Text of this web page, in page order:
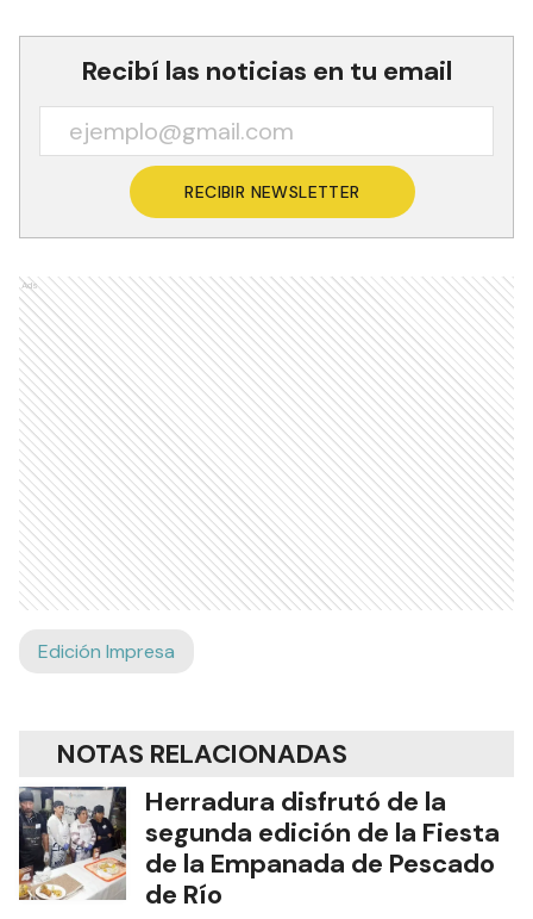
Recibí las noticias en tu email
RECIBIR NEWSLETTER
Ads
Edición Impresa
NOTAS RELACIONADAS
Herradura disfrutó de la
segunda edición de la Fiesta
de la Empanada de Pescado
de Río